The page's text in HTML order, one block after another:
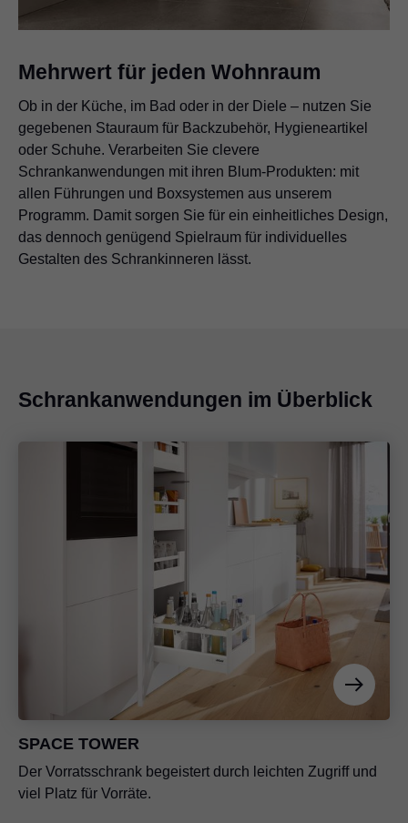
Mehrwert für jeden Wohnraum
Ob in der Küche, im Bad oder in der Diele – nutzen Sie
gegebenen Stauraum für Backzubehör, Hygieneartikel
oder Schuhe. Verarbeiten Sie clevere
Schrankanwendungen mit ihren Blum-Produkten: mit
allen Führungen und Boxsystemen aus unserem
Programm. Damit sorgen Sie für ein einheitliches Design,
das dennoch genügend Spielraum für individuelles
Gestalten des Schrankinneren lässt.
Schrankanwendungen im Überblick
SPACE TOWER
Der Vorratsschrank begeistert durch leichten Zugriff und
viel Platz für Vorräte.